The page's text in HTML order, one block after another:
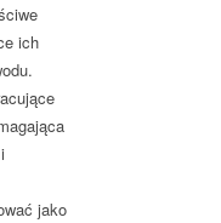
ich
jako